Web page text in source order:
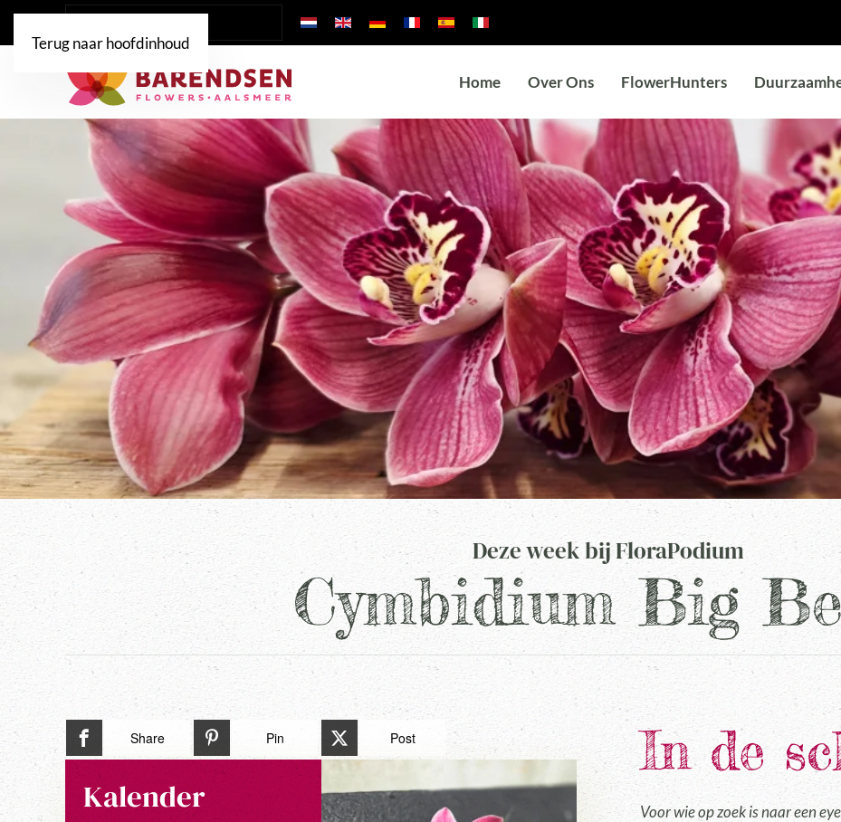
Terug naar hoofdinhoud
Home Over Ons FlowerHunters
Deze week bij FloraPodium
Cymbidium Big
Share Pin Post
Kalender
In de
Voor wie op zoek is naar een